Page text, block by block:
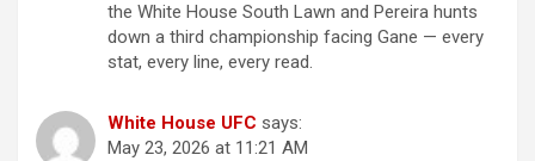
the White House South Lawn and Pereira hunts
down a third championship facing Gane — every
stat, every line, every read.
White House UFC says:
May 23, 2026 at 11:21 AM